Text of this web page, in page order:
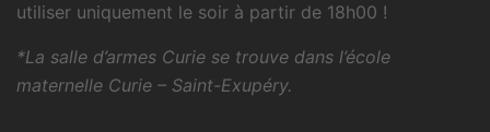
utiliser uniquement le soir à partir de 18h00 !
*La salle d’armes Curie se trouve dans l’école
maternelle Curie – Saint-Exupéry.